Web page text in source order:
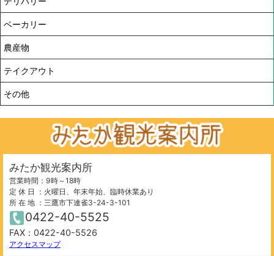
ベーカリー
農産物
テイクアウト
その他
みたか観光案内所
営業時間：9時～18時
定 休 日 ：火曜日、年末年始、臨時休業あり
所 在 地 ：三鷹市下連雀3-24-3-101
0422-40-5525
FAX：0422-40-5526
アクセスマップ